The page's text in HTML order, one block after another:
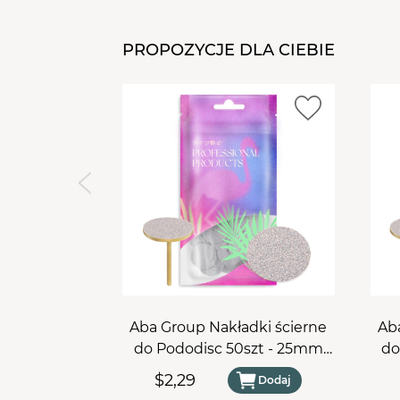
PROPOZYCJE DLA CIEBIE
Aba Group Nakładki ścierne
do Pododisc 50szt - 25mm
#80
$2,29 Dodaj